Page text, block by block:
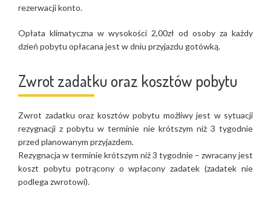
rezerwacji konto.
Opłata klimatyczna w wysokości 2,00zł od osoby za każdy
dzień pobytu opłacana jest w dniu przyjazdu gotówką.
Zwrot zadatku oraz kosztów pobytu
Zwrot zadatku oraz kosztów pobytu możliwy jest w sytuacji
rezygnacji z pobytu w terminie nie krótszym niż 3 tygodnie
przed planowanym przyjazdem.
Rezygnacja w terminie krótszym niż 3 tygodnie – zwracany jest
koszt pobytu potrącony o wpłacony zadatek (zadatek nie
podlega zwrotowi).